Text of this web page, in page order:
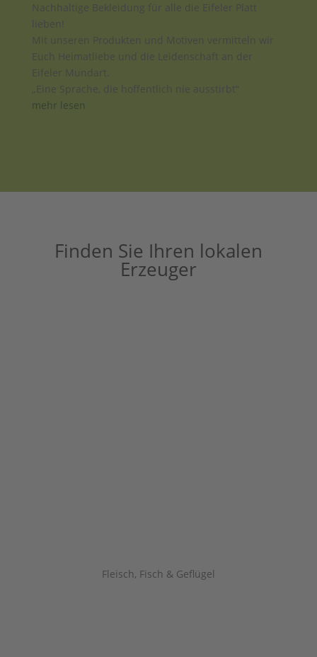
Nachhaltige Bekleidung für alle die Eifeler Platt
lieben!
Mit unseren Produkten und Motiven vermitteln wir
Euch Heimatliebe und die Leidenschaft an der
Eifeler Mundart.
„Eine Sprache, die hoffentlich nie ausstirbt“
mehr lesen
Finden Sie Ihren lokalen
Erzeuger
Fleisch, Fisch & Geflügel